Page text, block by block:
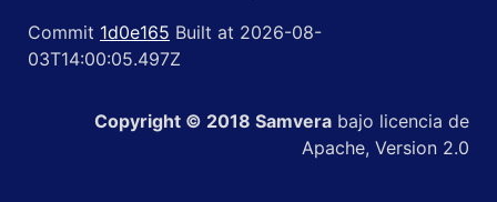
Commit 1d0e165 Built at 2026-08-
03T14:00:05.497Z
Copyright © 2018 Samvera bajo licencia de
Apache, Version 2.0